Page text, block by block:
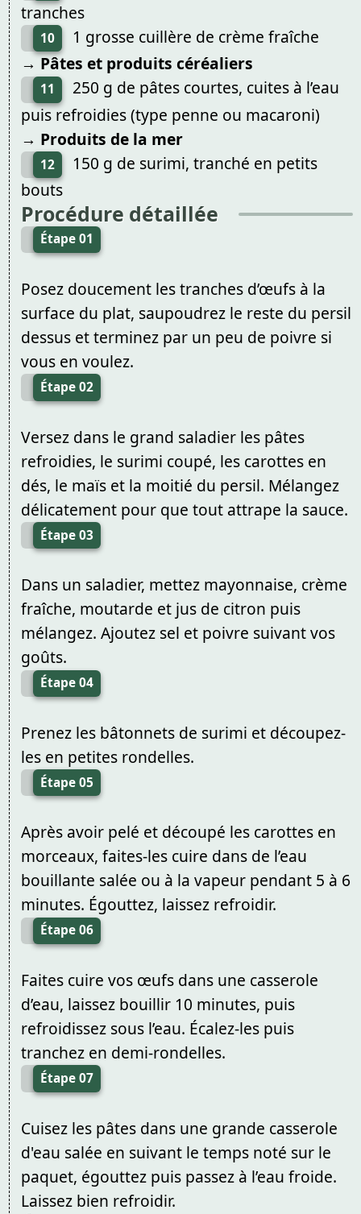
tranches
10
1 grosse cuillère de crème fraîche
→ Pâtes et produits céréaliers
11
250 g de pâtes courtes, cuites à l’eau
puis refroidies (type penne ou macaroni)
→ Produits de la mer
12
150 g de surimi, tranché en petits
bouts
Procédure détaillée
Étape 01
Posez doucement les tranches d’œufs à la
surface du plat, saupoudrez le reste du persil
dessus et terminez par un peu de poivre si
vous en voulez.
Étape 02
Versez dans le grand saladier les pâtes
refroidies, le surimi coupé, les carottes en
dés, le maïs et la moitié du persil. Mélangez
délicatement pour que tout attrape la sauce.
Étape 03
Dans un saladier, mettez mayonnaise, crème
fraîche, moutarde et jus de citron puis
mélangez. Ajoutez sel et poivre suivant vos
goûts.
Étape 04
Prenez les bâtonnets de surimi et découpez-
les en petites rondelles.
Étape 05
Après avoir pelé et découpé les carottes en
morceaux, faites-les cuire dans de l’eau
bouillante salée ou à la vapeur pendant 5 à 6
minutes. Égouttez, laissez refroidir.
Étape 06
Faites cuire vos œufs dans une casserole
d’eau, laissez bouillir 10 minutes, puis
refroidissez sous l’eau. Écalez-les puis
tranchez en demi-rondelles.
Étape 07
Cuisez les pâtes dans une grande casserole
d'eau salée en suivant le temps noté sur le
paquet, égouttez puis passez à l’eau froide.
Laissez bien refroidir.